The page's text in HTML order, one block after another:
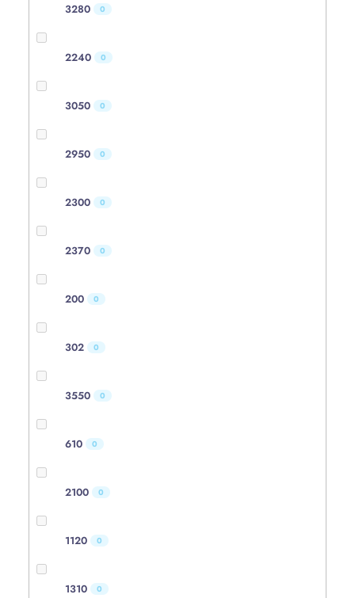
3280 0
2240 0
3050 0
2950 0
2300 0
2370 0
200 0
302 0
3550 0
610 0
2100 0
1120 0
1310 0